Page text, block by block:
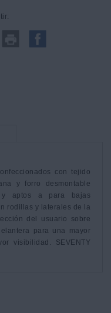
con tejido
y forro desmontable
y aptos a para bajas
rodillas y laterales de la
del usuario sobre
para una mayor
visibilidad. SEVENTY